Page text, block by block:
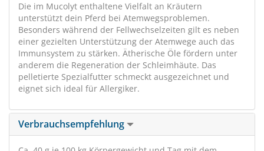
Die im Mucolyt enthaltene Vielfalt an Kräutern
unterstützt dein Pferd bei Atemwegsproblemen.
Besonders während der Fellwechselzeiten gilt es neben
einer gezielten Unterstützung der Atemwege auch das
Immunsystem zu stärken. Ätherische Öle fördern unter
anderem die Regeneration der Schleimhäute. Das
pelletierte Spezialfutter schmeckt ausgezeichnet und
eignet sich ideal für Allergiker.
Verbrauchsempfehlung